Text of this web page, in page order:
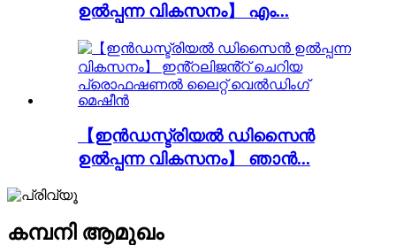
ഉൽപ്പന്ന വികസനം】 എം...
【ഇൻഡസ്ട്രിയൽ ഡിസൈൻ
ഉൽപ്പന്ന വികസനം】 ഞാൻ...
കമ്പനി ആമുഖം